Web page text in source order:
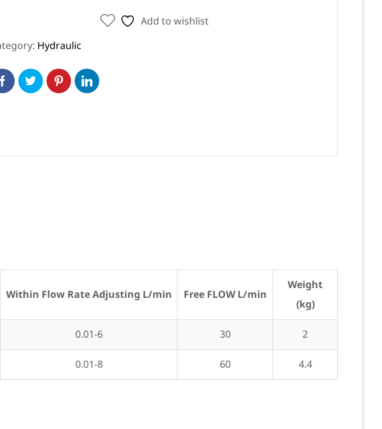
Add to wishlist
Hydraulic
Within Flow Rate Adjusting L/min Free FLOW L/min
Weight
(kg)
0.01-6 30 2
0.01-8 60 4.4